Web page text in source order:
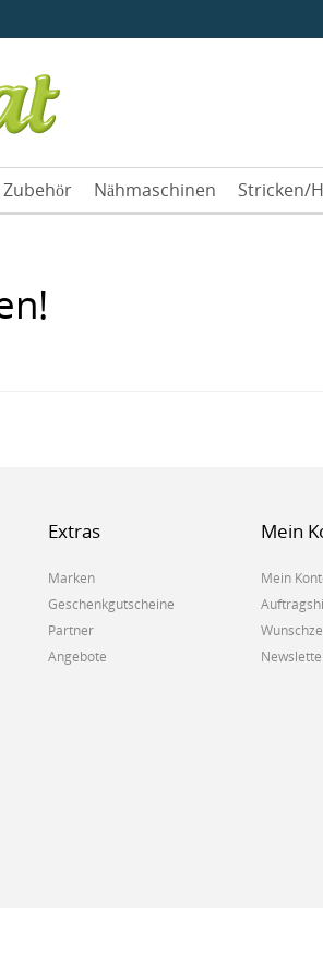
Zubehör Nähmaschinen Stricken/
Extras
Marken
Geschenkgutscheine
Partner
Angebote
Mein
Mein